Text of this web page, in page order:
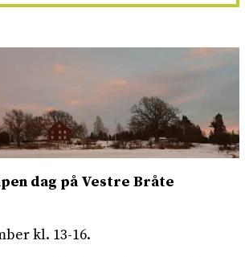
dag på Vestre Bråte
kl. 13-16.